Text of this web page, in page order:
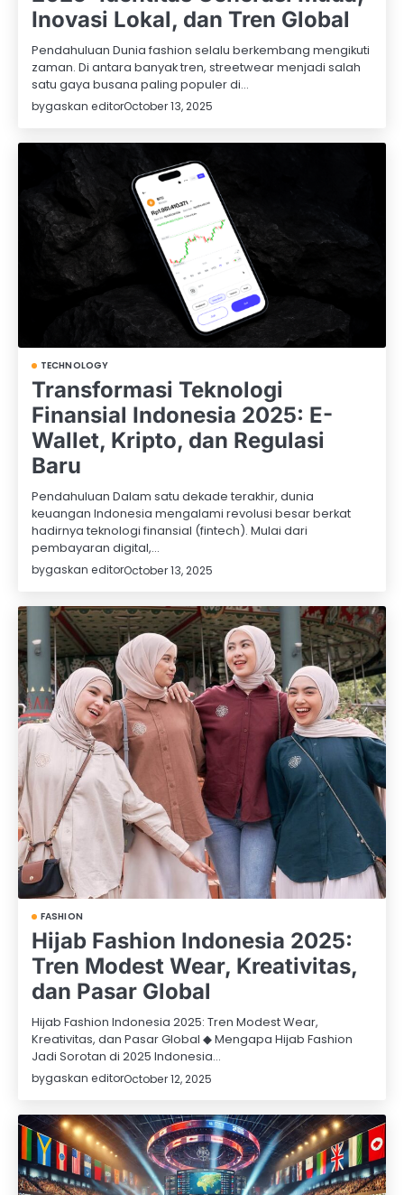
Inovasi Lokal, dan Tren Global
Pendahuluan Dunia fashion selalu berkembang mengikuti
zaman. Di antara banyak tren, streetwear menjadi salah
satu gaya busana paling populer di…
bygaskan editorOctober 13, 2025
TECHNOLOGY
Transformasi Teknologi
Finansial Indonesia 2025: E-
Wallet, Kripto, dan Regulasi
Baru
Pendahuluan Dalam satu dekade terakhir, dunia
keuangan Indonesia mengalami revolusi besar berkat
hadirnya teknologi finansial (fintech). Mulai dari
pembayaran digital,…
bygaskan editorOctober 13, 2025
FASHION
Hijab Fashion Indonesia 2025:
Tren Modest Wear, Kreativitas,
dan Pasar Global
Hijab Fashion Indonesia 2025: Tren Modest Wear,
Kreativitas, dan Pasar Global ◆ Mengapa Hijab Fashion
Jadi Sorotan di 2025 Indonesia…
bygaskan editorOctober 12, 2025